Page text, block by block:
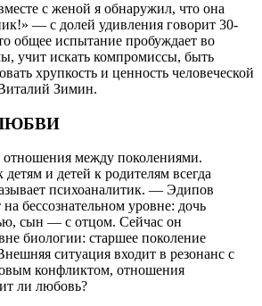
с женой я обнаружил, что она
— с долей удивления говорит 30-
общее испытание пробуждает во
учит искать компромиссы, быть
хрупкость и ценность человеческой
Зимин.
отношения между поколениями.
детям и детей к родителям всегда
психоаналитик. — Эдипов
бессознательном уровне: дочь
сын — с отцом. Сейчас он
биологии: старшее поколение
ситуация входит в резонанс с
конфликтом, отношения
ли любовь?